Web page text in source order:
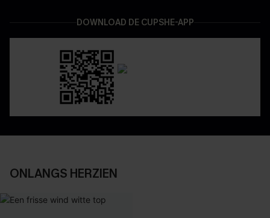
DOWNLOAD DE CUPSHE-APP
ONLANGS HERZIEN